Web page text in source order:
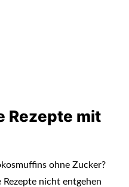
Rezepte mit
ohne Zucker?
nicht entgehen